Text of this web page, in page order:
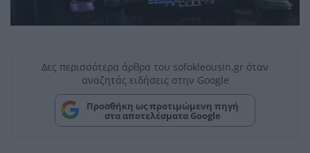
Δες περισσότερα άρθρα του sofokleousin.gr όταν
αναζητάς ειδήσεις στην Google
Προσθήκη ως προτιμώμενη πηγή
στα αποτελέσματα Google